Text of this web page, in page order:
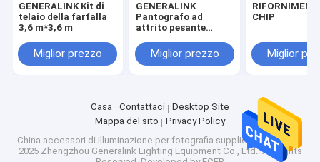
GENERALINK Kit di
telaio della farfalla
3,6 m*3,6 m
Miglior prezzo
GENERALINK
Pantografo ad
attrito pesante
Miglior prezzo
CHIP
Miglior
Casa Contattaci
Desktop Site
Mappa del sito
Privacy Policy
China accessori di illuminazione per fotografia supplier.Copyright ©
2025 Zhengzhou Generalink Lighting Equipment Co., Ltd.. All Rights